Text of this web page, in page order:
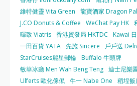
維特健靈 Vita Green
龍寶酒家 Dragon
J.CO Donuts & Coffee
WeChat Pay HK
暉致 Viatris 香港貿發局 HKTDC
Kawai
一田百貨 YATA 先施 Sincere
戶戶送
StarCruises麗星郵輪 Buffalo 牛頭牌
敏華冰廳 Men Wah Beng Teng 迪士尼樂
Ulferts 歐化傢俬 牛一 Nabe One
稻埕